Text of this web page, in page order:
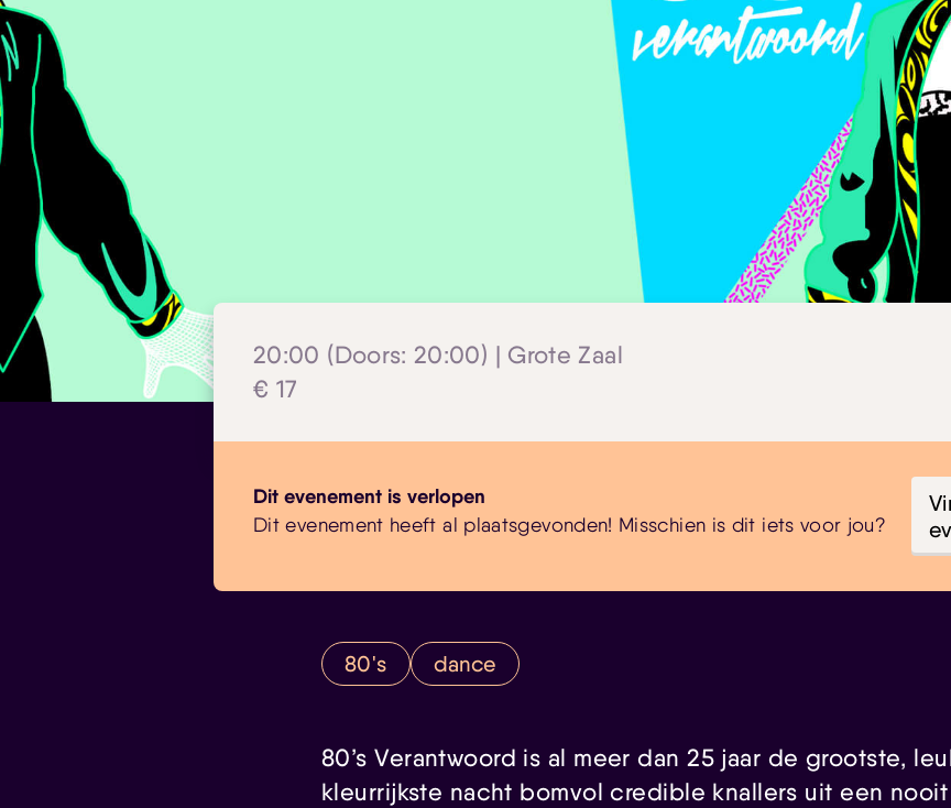
20:00 (Doors: 20:00) | Grote Zaal
€ 17
Dit evenement is verlopen
Dit evenement heeft al plaatsgevonden! Misschien is dit iets voor jou?
80's dance
80’s Verantwoord is al meer dan 25 jaar de grootste,
kleurrijkste nacht bomvol credible knallers uit een